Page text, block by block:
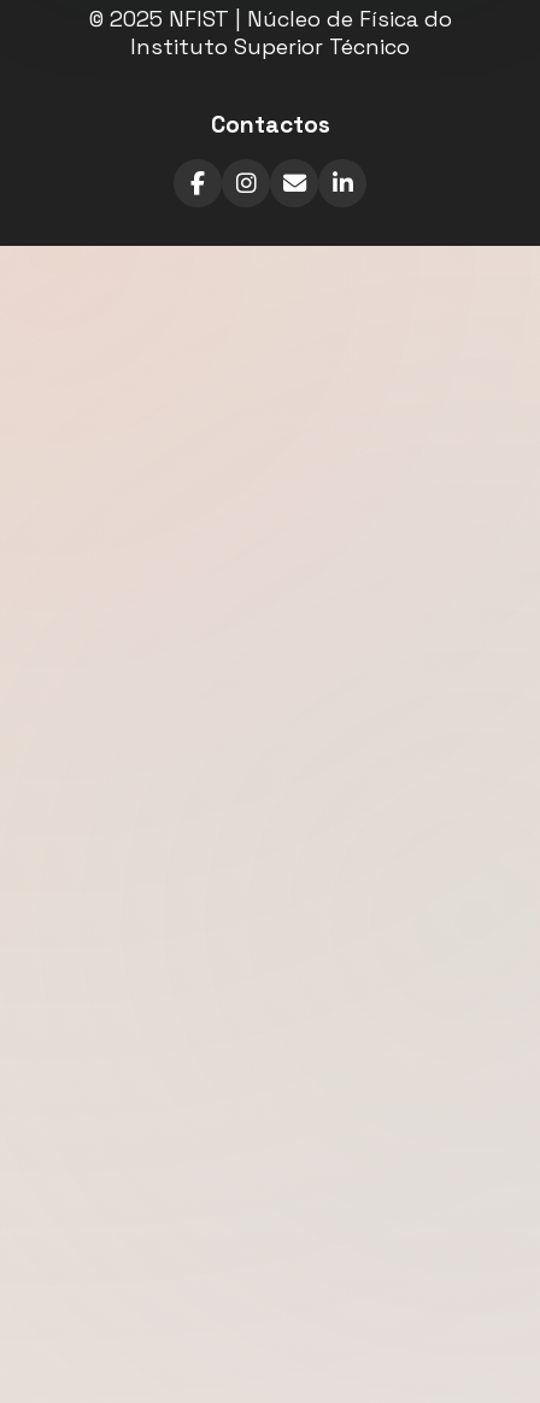
© 2025 NFIST | Núcleo de Física do
Instituto Superior Técnico
Contactos